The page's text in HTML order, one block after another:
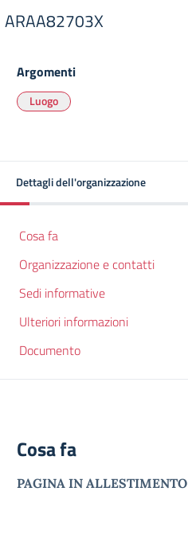
ARAA82703X
Argomenti
Luogo
Dettagli dell'organizzazione
Cosa fa
Organizzazione e contatti
Sedi informative
Ulteriori informazioni
Documento
Cosa fa
PAGINA IN ALLESTIMENTO